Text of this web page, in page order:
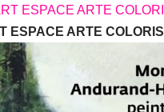
ESPACE ARTE COLORIS